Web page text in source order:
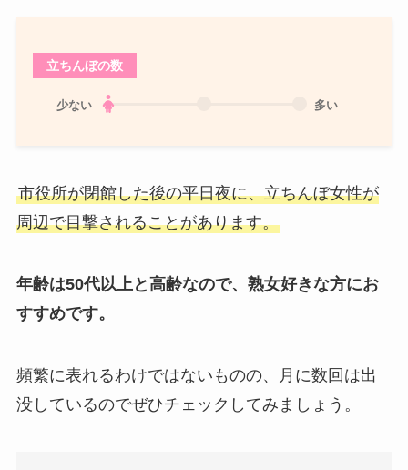
立ちんぼの数
少ない 多い
市役所が閉館した後の平日夜に、立ちんぼ女性が
周辺で目撃されることがあります。
年齢は50代以上と高齢なので、熟女好きな方にお
すすめです。
頻繁に表れるわけではないものの、月に数回は出
没しているのでぜひチェックしてみましょう。